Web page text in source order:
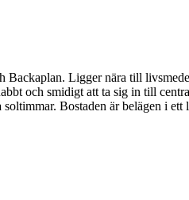
Ligger nära till
och smidigt att ta sig in till
Bostaden är belägen i